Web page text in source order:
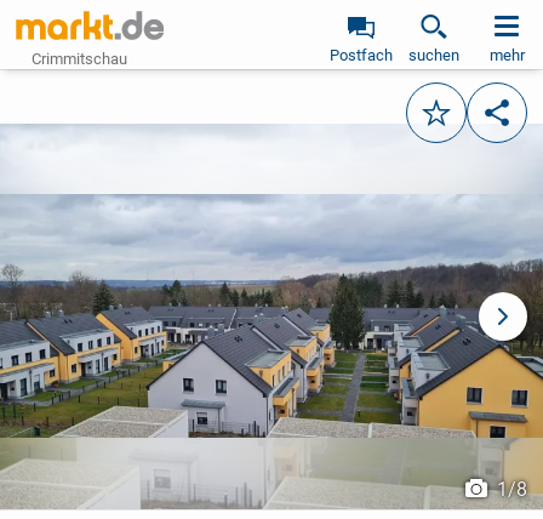
Crimmitschau Postfach suchen mehr
Merken
vorheriges Bild
1/8